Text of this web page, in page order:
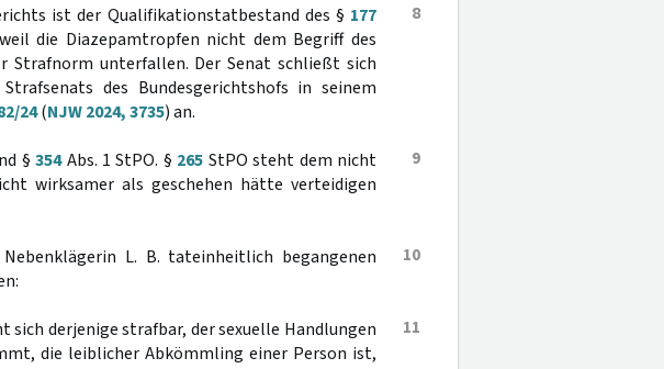
8
ist der Qualifikationstatbestand des § 177
die Diazepamtropfen nicht dem Begriff des
Strafnorm unterfallen. Der Senat schließt sich
des Bundesgerichtshofs in seinem
24(NJW 2024, 3735) an.
9
§354Abs. 1 StPO. § 265 StPO steht dem nicht
wirksamer als geschehen hätte verteidigen
10
L. B. tateinheitlich begangenen
11
sich derjenige strafbar, der sexuelle Handlungen
die leiblicher Abkömmling einer Person ist,